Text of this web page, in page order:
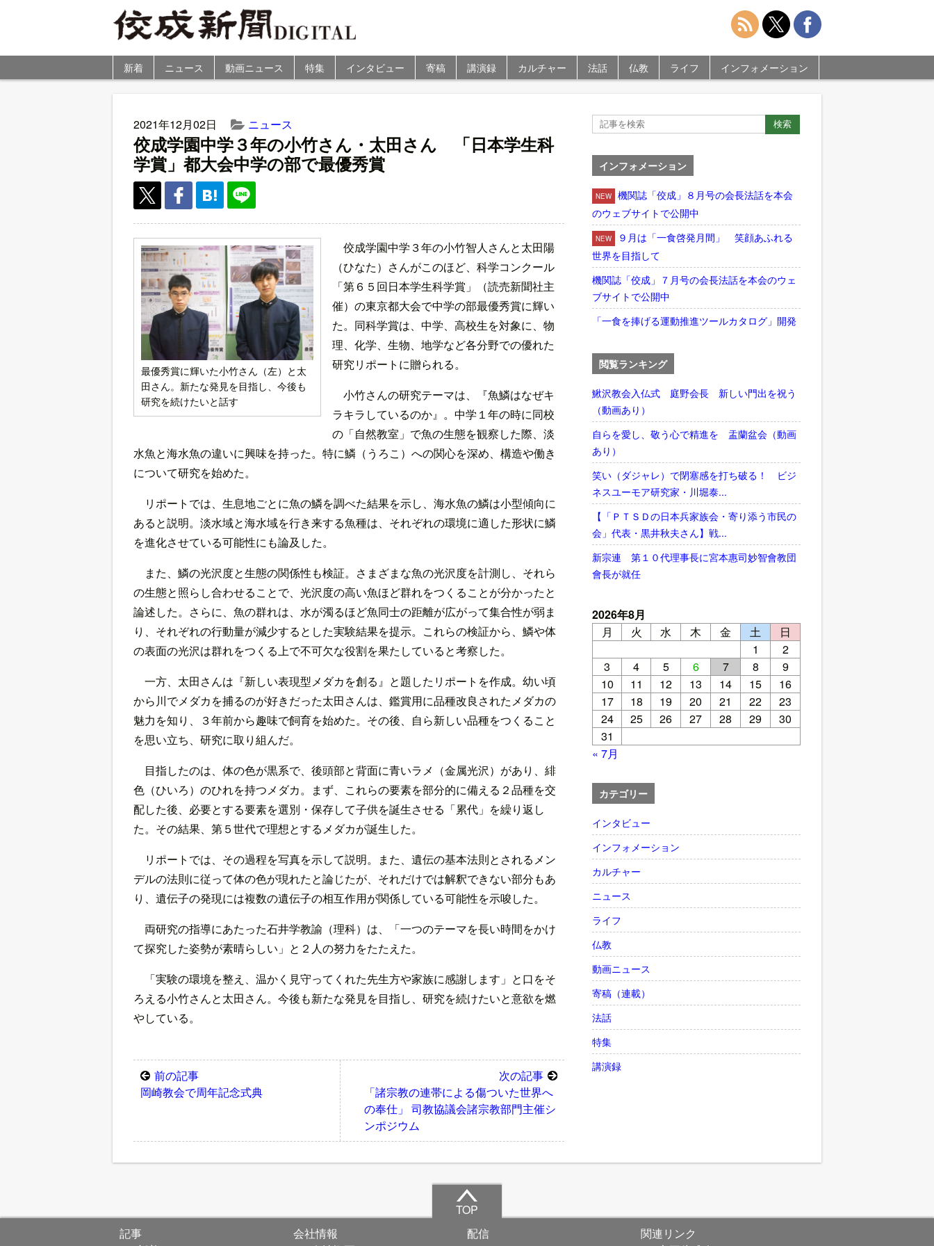
新着 ニュース 動画ニュース 特集 インタビュー 寄稿 講演録 カルチャー 法話 仏教 ライフ インフォメーション
2021年12月02日 ニュース
佼成学園中学３年の小竹さん・太田さん 「日本学生科
学賞」都大会中学の部で最優秀賞
最優秀賞に輝いた小竹さん（左）と太
田さん。新たな発見を目指し、今後も
研究を続けたいと話す
佼成学園中学３年の小竹智人さんと太田陽
（ひなた）さんがこのほど、科学コンクール
「第６５回日本学生科学賞」（読売新聞社主
催）の東京都大会で中学の部最優秀賞に輝い
た。同科学賞は、中学、高校生を対象に、物
理、化学、生物、地学など各分野での優れた
研究リポートに贈られる。
小竹さんの研究テーマは、『魚鱗はなぜキ
ラキラしているのか』。中学１年の時に同校
の「自然教室」で魚の生態を観察した際、淡
水魚と海水魚の違いに興味を持った。特に鱗（うろこ）への関心を深め、構造や働き
について研究を始めた。
リポートでは、生息地ごとに魚の鱗を調べた結果を示し、海水魚の鱗は小型傾向に
あると説明。淡水域と海水域を行き来する魚種は、それぞれの環境に適した形状に鱗
を進化させている可能性にも論及した。
また、鱗の光沢度と生態の関係性も検証。さまざまな魚の光沢度を計測し、それら
の生態と照らし合わせることで、光沢度の高い魚ほど群れをつくることが分かったと
論述した。さらに、魚の群れは、水が濁るほど魚同士の距離が広がって集合性が弱ま
り、それぞれの行動量が減少するとした実験結果を提示。これらの検証から、鱗や体
の表面の光沢は群れをつくる上で不可欠な役割を果たしていると考察した。
一方、太田さんは『新しい表現型メダカを創る』と題したリポートを作成。幼い頃
から川でメダカを捕るのが好きだった太田さんは、鑑賞用に品種改良されたメダカの
魅力を知り、３年前から趣味で飼育を始めた。その後、自ら新しい品種をつくること
を思い立ち、研究に取り組んだ。
目指したのは、体の色が黒系で、後頭部と背面に青いラメ（金属光沢）があり、緋
色（ひいろ）のひれを持つメダカ。まず、これらの要素を部分的に備える２品種を交
配した後、必要とする要素を選別・保存して子供を誕生させる「累代」を繰り返し
た。その結果、第５世代で理想とするメダカが誕生した。
リポートでは、その過程を写真を示して説明。また、遺伝の基本法則とされるメン
デルの法則に従って体の色が現れたと論じたが、それだけでは解釈できない部分もあ
り、遺伝子の発現には複数の遺伝子の相互作用が関係している可能性を示唆した。
両研究の指導にあたった石井学教諭（理科）は、「一つのテーマを長い時間をかけ
て探究した姿勢が素晴らしい」と２人の努力をたたえた。
「実験の環境を整え、温かく見守ってくれた先生方や家族に感謝します」と口をそ
ろえる小竹さんと太田さん。今後も新たな発見を目指し、研究を続けたいと意欲を燃
やしている。
前の記事
岡崎教会で周年記念式典
次の記事
「諸宗教の連帯による傷ついた世界へ
の奉仕」 司教協議会諸宗教部門主催シ
ンポジウム
インフォメーション
NEW
機関誌「佼成」８月号の会長法話を本会
のウェブサイトで公開中
NEW
９月は「一食啓発月間」 笑顔あふれる
世界を目指して
機関誌「佼成」７月号の会長法話を本会のウェ
ブサイトで公開中
「一食を捧げる運動推進ツールカタログ」開発
閲覧ランキング
鰍沢教会入仏式 庭野会長 新しい門出を祝う
（動画あり）
自らを愛し、敬う心で精進を 盂蘭盆会（動画
あり）
笑い（ダジャレ）で閉塞感を打ち破る！ ビジ
ネスユーモア研究家・川堀泰...
【「ＰＴＳＤの日本兵家族会・寄り添う市民の
会」代表・黒井秋夫さん】戦...
新宗連 第１０代理事長に宮本惠司妙智會教団
會長が就任
2026年8月
月
火 水 木 金 土
日
1
2
3
4 5 6 7 8
9
10
11 12 13 14 15
16
17
18 19 20 21 22
23
24
25 26 27 28 29
30
31
« 7月
カテゴリー
インタビュー
インフォメーション
カルチャー
ニュース
ライフ
仏教
動画ニュース
寄稿（連載）
法話
特集
講演録
TOP
記事
会社情報
配信
関連リンク